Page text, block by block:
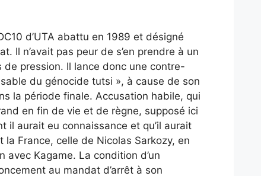
d’UTA abattu en 1989 et désigné
Il n’avait pas peur de s’en prendre à un
de pression. Il lance donc une contre-
du génocide tutsi », à cause de son
la période finale. Accusation habile, qui
en fin de vie et de règne, supposé ici
il aurait eu connaissance et qu’il aurait
la France, celle de Nicolas Sarkozy, en
avec Kagame. La condition d’un
au mandat d’arrêt à son